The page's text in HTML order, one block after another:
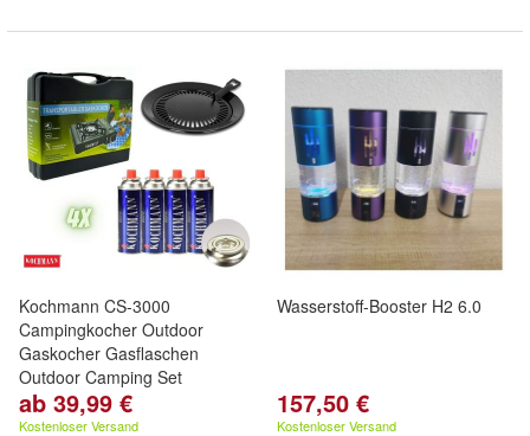
Kochmann CS-3000
Campingkocher Outdoor
Gaskocher Gasflaschen
Outdoor Camping Set
ab 39,99 €
Kostenloser Versand
Wasserstoff-Booster H2 6.0
157,50 €
Kostenloser Versand